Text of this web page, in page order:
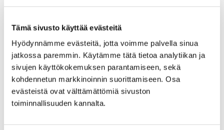
Tämä sivusto käyttää evästeitä
Hyödynnämme evästeitä, jotta voimme palvella sinua
jatkossa paremmin. Käytämme tätä tietoa analytiikan ja
sivujen käyttökokemuksen parantamiseen, sekä
kohdennetun markkinoinnin suorittamiseen. Osa
evästeistä ovat välttämättömiä sivuston
toiminnallisuuden kannalta.
Satakunnan Museon valokuvakokoelmiin.
Etusivu Uutisarkisto
Uutisarkisto